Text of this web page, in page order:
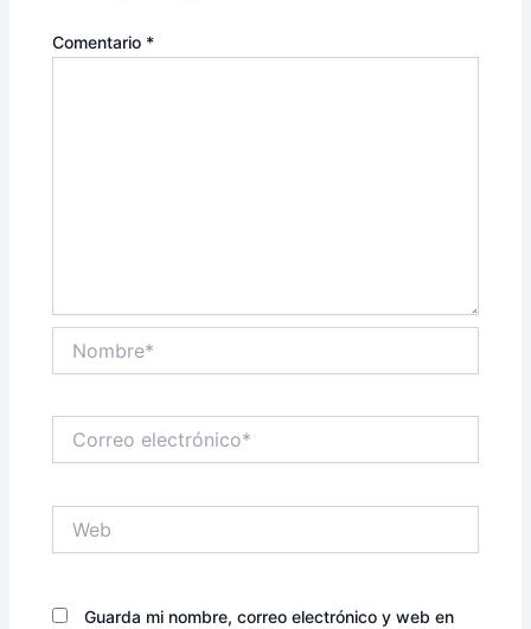
Comentario *
electrónico*
Guarda mi nombre, correo electrónico y web en